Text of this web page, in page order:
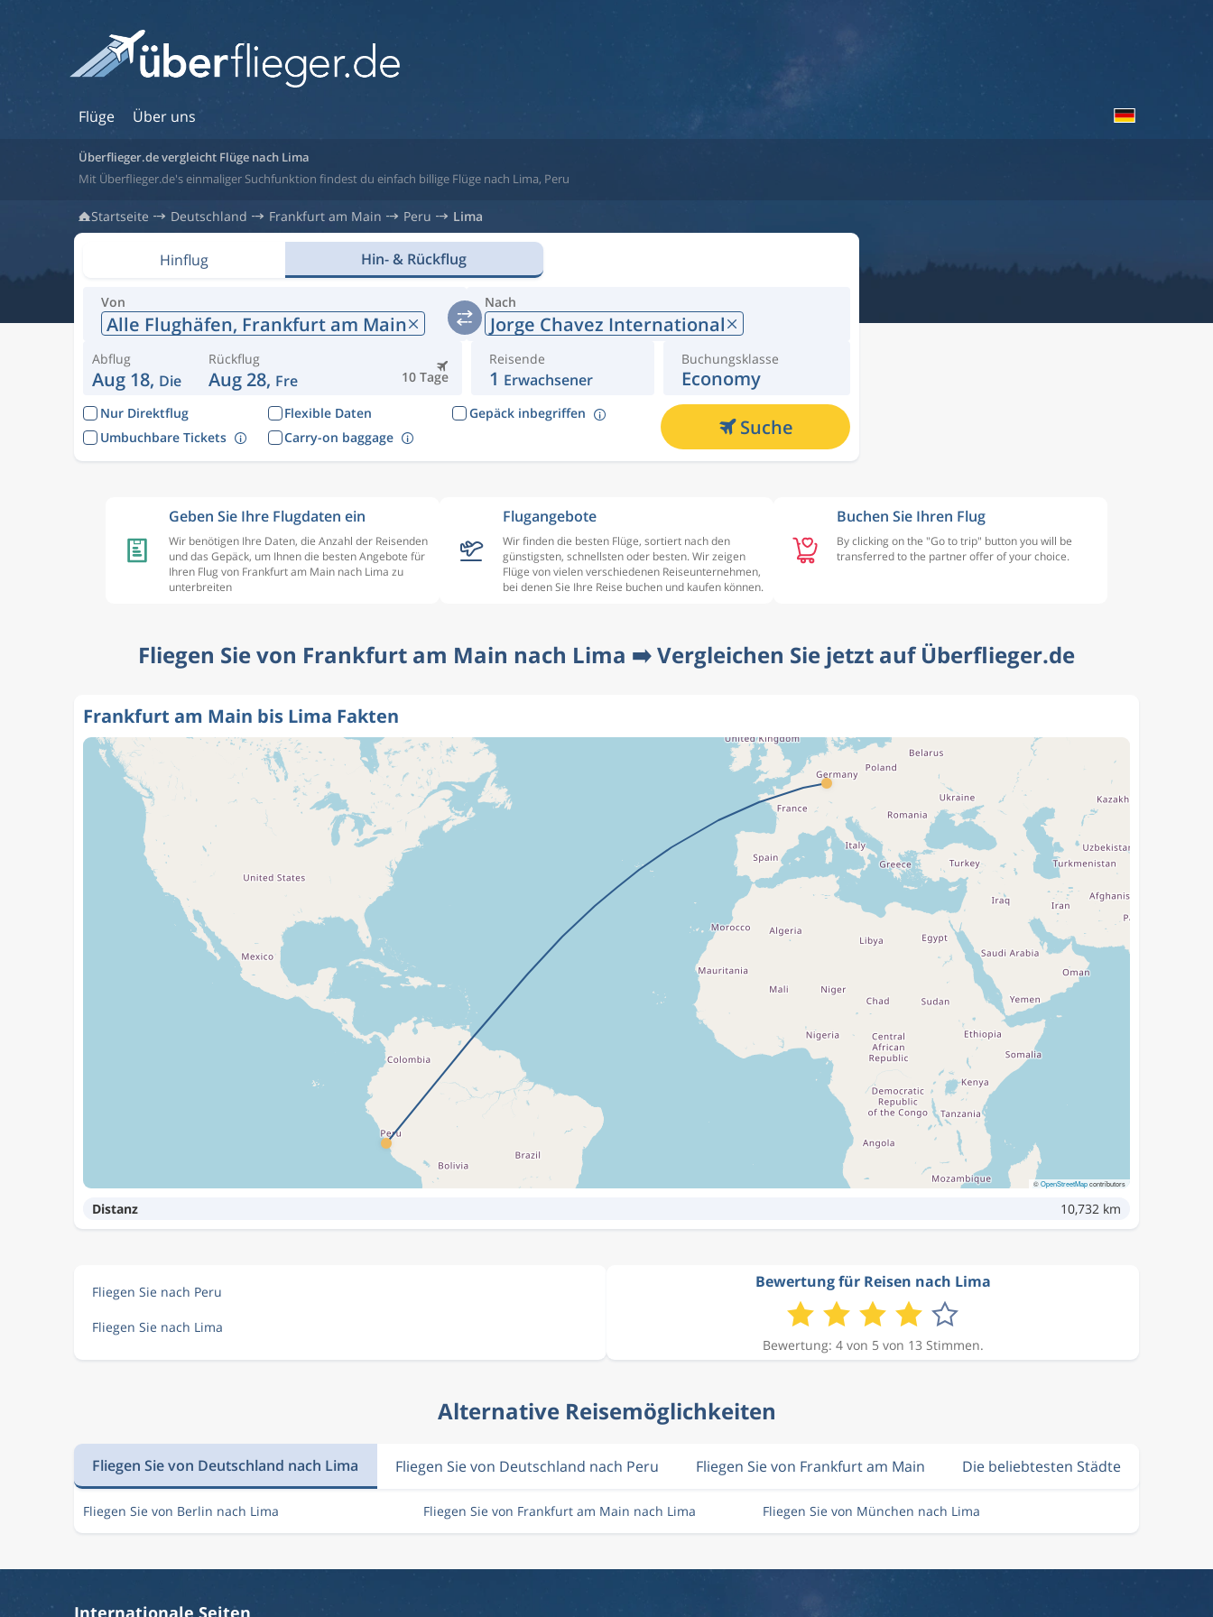
Flüge Über uns
Überflieger.de vergleicht Flüge nach Lima
Mit Überflieger.de's einmaliger Suchfunktion findest du einfach billige Flüge nach Lima, Peru
Startseite Deutschland Frankfurt am Main Peru Lima
Hinflug Hin- & Rückflug
Von
Alle Flughäfen, Frankfurt am Main
Nach
Jorge Chavez International
Abflug
Aug 18, Die 10 Tage
Rückflug
Aug 28, Fre
Reisende
1 Erwachsener
Buchungsklasse
Economy
Nur Direktflug Flexible Daten
Gepäck inbegriffen
Umbuchbare Tickets
Carry-on baggage Suche
Geben Sie Ihre Flugdaten ein
Wir benötigen Ihre Daten, die Anzahl der Reisenden
und das Gepäck, um Ihnen die besten Angebote für
Ihren Flug von Frankfurt am Main nach Lima zu
unterbreiten
Flugangebote
Wir finden die besten Flüge, sortiert nach den
günstigsten, schnellsten oder besten. Wir zeigen
Flüge von vielen verschiedenen Reiseunternehmen,
bei denen Sie Ihre Reise buchen und kaufen können.
Buchen Sie Ihren Flug
By clicking on the "Go to trip" button you will be
transferred to the partner offer of your choice.
Fliegen Sie von Frankfurt am Main nach Lima ➡️ Vergleichen Sie jetzt auf Überflieger.de
Frankfurt am Main bis Lima Fakten
©OpenStreetMapcontributors
Distanz 10,732 km
Fliegen Sie nach Peru
Fliegen Sie nach Lima
Bewertung für Reisen nach Lima
Bewertung: 4 von 5 von 13 Stimmen.
Alternative Reisemöglichkeiten
Fliegen Sie von Deutschland nach Lima Fliegen Sie von Deutschland nach Peru Fliegen Sie von Frankfurt am Main Die beliebtesten Städte
Fliegen Sie von Berlin nach Lima Fliegen Sie von Frankfurt am Main nach Lima Fliegen Sie von München nach Lima
Internationale Seiten